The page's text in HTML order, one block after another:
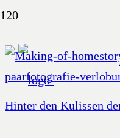
Hinter den Kulissen